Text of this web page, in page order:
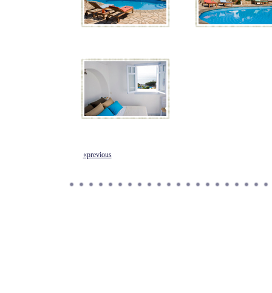
«previous